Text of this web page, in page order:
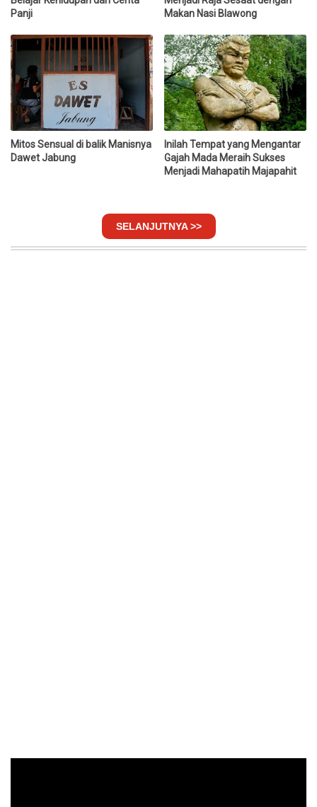
Panji
Makan Nasi Blawong
Mitos Sensual di balik Manisnya
Dawet Jabung
Inilah Tempat yang Mengantar
Gajah Mada Meraih Sukses
Menjadi Mahapatih Majapahit
SELANJUTNYA >>